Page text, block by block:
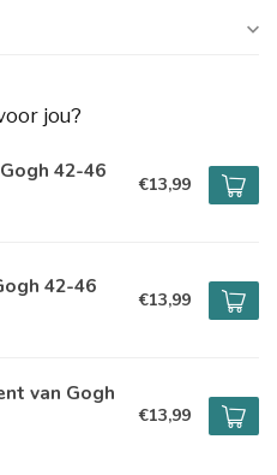
jou?
42-46
€13,99
42-46
€13,99
van Gogh
€13,99